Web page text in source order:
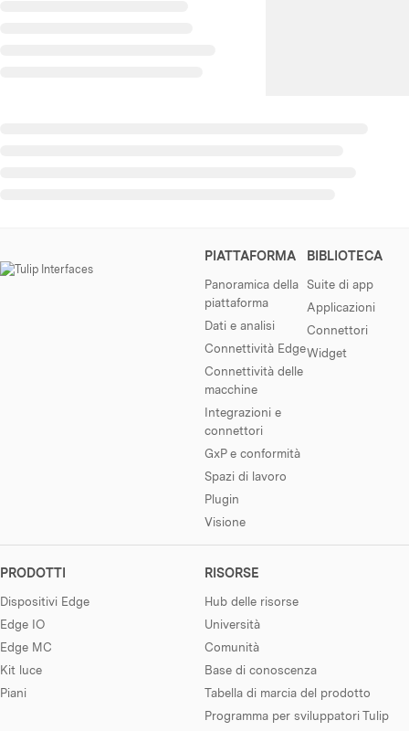
PIATTAFORMA
Panoramica della
piattaforma
Dati e analisi
Connettività Edge
Connettività delle
macchine
Integrazioni e
connettori
GxP e conformità
Spazi di lavoro
Plugin
Visione
BIBLIOTECA
Suite di app
Applicazioni
Connettori
Widget
PRODOTTI
Dispositivi Edge
Edge IO
Edge MC
Kit luce
Piani
RISORSE
Hub delle risorse
Università
Comunità
Base di conoscenza
Tabella di marcia del prodotto
Programma per sviluppatori Tulip